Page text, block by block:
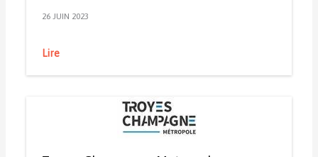
26 JUIN 2023
Lire